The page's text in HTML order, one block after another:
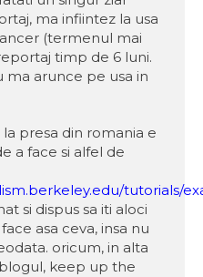
ma infiintez la usa
(termenul mai
timp de 6 luni.
ma arunce pe usa in
presa din romania e
a face si alfel de
tutorials/
si dispus sa iti aloci
asa ceva, insa nu
oricum, in alta
keep up the